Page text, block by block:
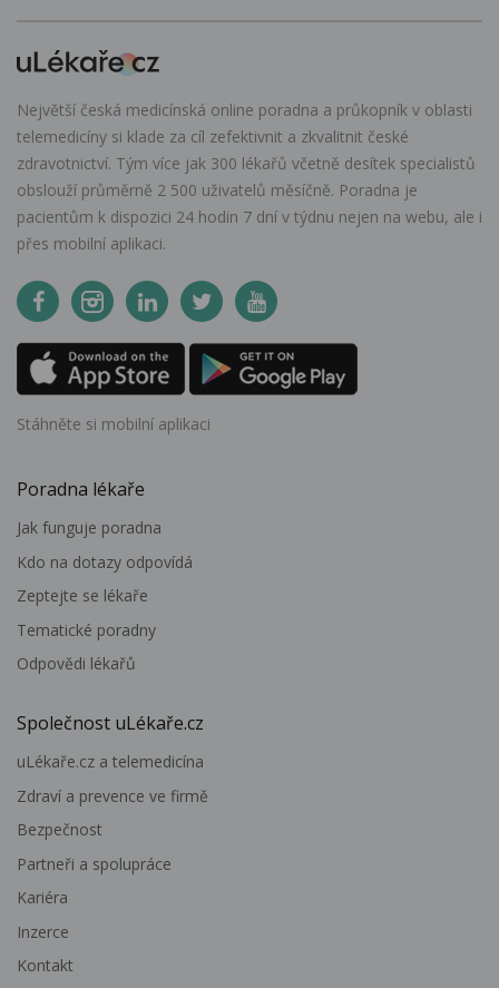
Největší česká medicínská online poradna a průkopník v oblasti
telemedicíny si klade za cíl zefektivnit a zkvalitnit české
zdravotnictví. Tým více jak 300 lékařů včetně desítek specialistů
obslouží průměrně 2 500 uživatelů měsíčně. Poradna je
pacientům k dispozici 24 hodin 7 dní v týdnu nejen na webu, ale i
přes mobilní aplikaci.
Stáhněte si mobilní aplikaci
Poradna lékaře
Jak funguje poradna
Kdo na dotazy odpovídá
Zeptejte se lékaře
Tematické poradny
Odpovědi lékařů
Společnost uLékaře.cz
uLékaře.cz a telemedicína
Zdraví a prevence ve firmě
Bezpečnost
Partneři a spolupráce
Kariéra
Inzerce
Kontakt